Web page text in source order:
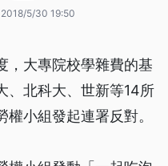
2018/5/30 19:50
，大專院校學雜費的基
、北科大、世新等14所
小組發起連署反對。